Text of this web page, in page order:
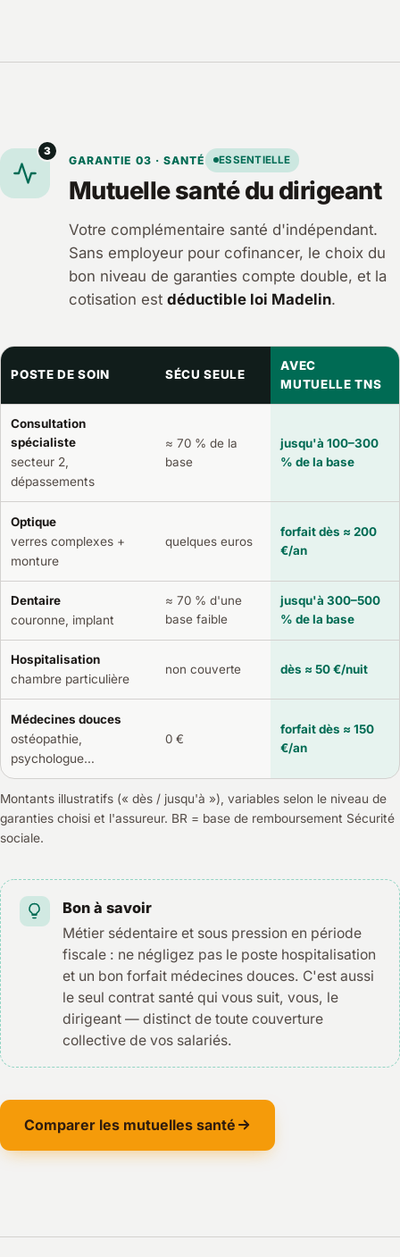
3
GARANTIE 03 · SANTÉ ESSENTIELLE
Mutuelle santé du dirigeant
Votre complémentaire santé d'indépendant.
Sans employeur pour cofinancer, le choix du
bon niveau de garanties compte double, et la
cotisation est déductible loi Madelin.
POSTE DE SOIN SÉCU SEULE
AVEC
MUTUELLE TNS
Consultation
spécialiste
secteur 2,
dépassements
≈ 70 % de la
base
jusqu'à 100–300
% de la base
Optique
verres complexes +
monture
quelques euros
forfait dès ≈ 200
€/an
Dentaire
couronne, implant
≈ 70 % d'une
base faible
jusqu'à 300–500
% de la base
Hospitalisation
chambre particulière
non couverte dès ≈ 50 €/nuit
Médecines douces
ostéopathie,
psychologue…
0 €
forfait dès ≈ 150
€/an
Montants illustratifs (« dès / jusqu'à »), variables selon le niveau de
garanties choisi et l'assureur. BR = base de remboursement Sécurité
sociale.
Bon à savoir
Métier sédentaire et sous pression en période
fiscale : ne négligez pas le poste hospitalisation
et un bon forfait médecines douces. C'est aussi
le seul contrat santé qui vous suit, vous, le
dirigeant — distinct de toute couverture
collective de vos salariés.
Comparer les mutuelles santé